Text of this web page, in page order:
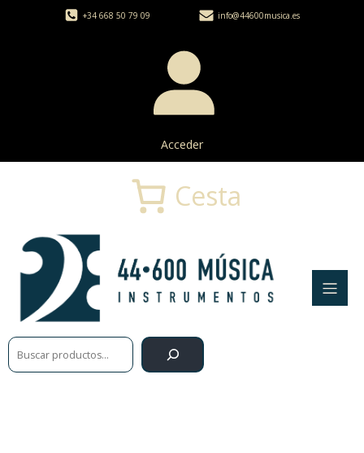
+34 668 50 79 09 info@44600musica.es
Acceder
Buscar
Cesta